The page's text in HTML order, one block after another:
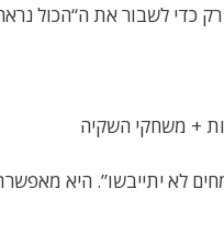
כדי לשבור את ה“הכול
לא יתייבשו”. היא